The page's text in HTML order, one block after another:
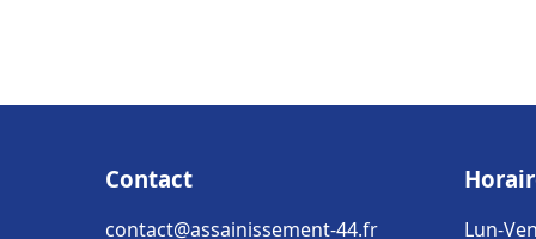
Contact
contact@assainissement-44.fr Lun-